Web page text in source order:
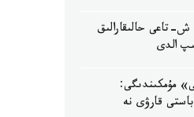
تاعى حالىقارالىق
مۇمكىندىگى:
باستى قارۋى نە